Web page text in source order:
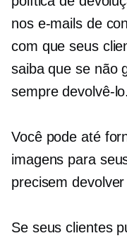
nos e-mails de
com que seus
saiba que se não
sempre devolvê-lo.
Você pode até
imagens para
precisem
Se seus clientes